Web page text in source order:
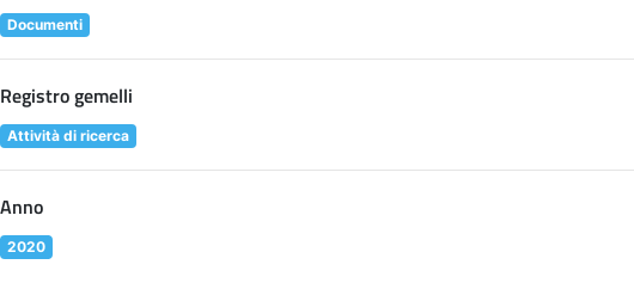
Documenti
Registro gemelli
Attività di ricerca
Anno
2020